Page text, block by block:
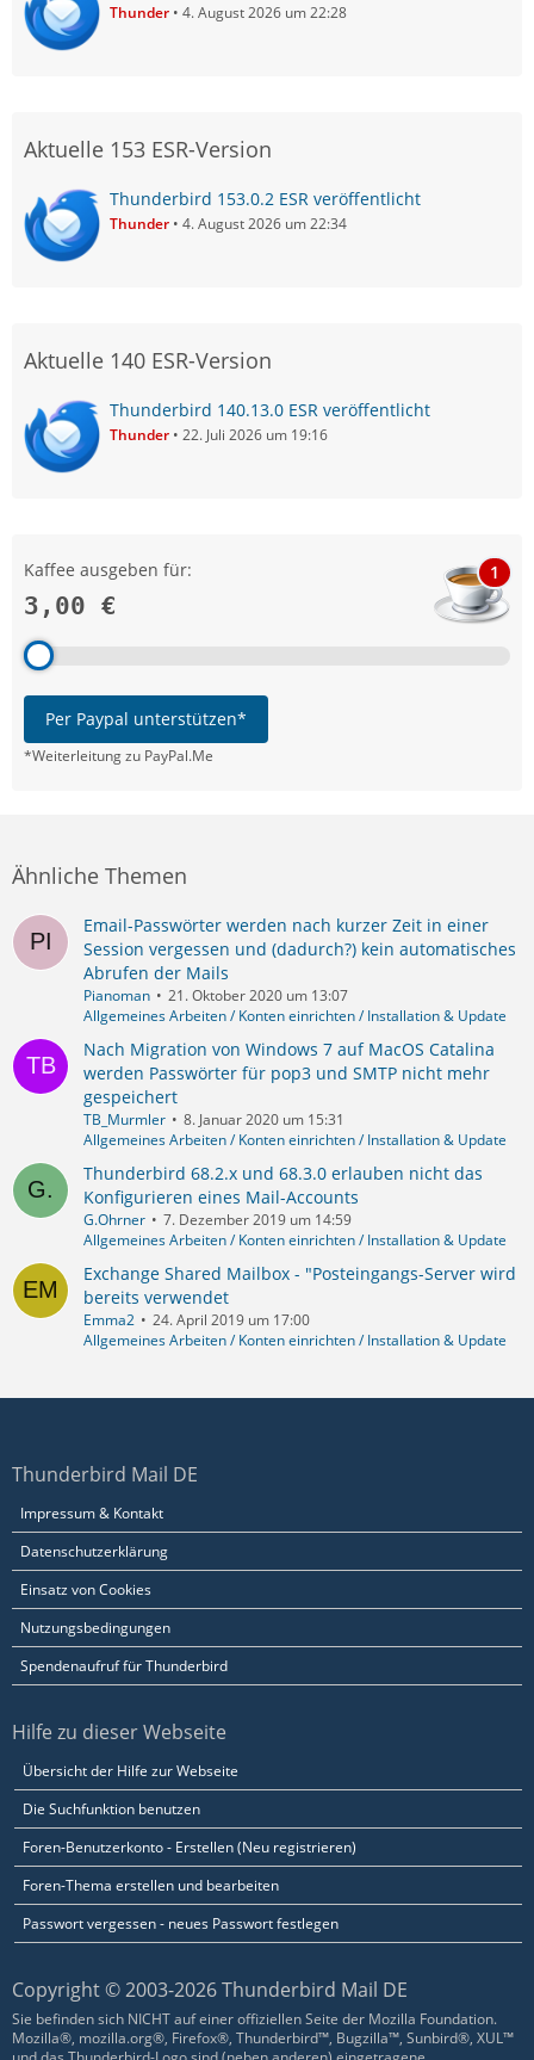
Thunder 4. August 2026 um 22:28
Aktuelle 153 ESR-Version
Thunderbird 153.0.2 ESR veröffentlicht
Thunder 4. August 2026 um 22:34
Aktuelle 140 ESR-Version
Thunderbird 140.13.0 ESR veröffentlicht
Thunder 22. Juli 2026 um 19:16
Kaffee ausgeben für:
3,00 €
1
Per Paypal unterstützen*
*Weiterleitung zu PayPal.Me
Ähnliche Themen
Email-Passwörter werden nach kurzer Zeit in einer
Session vergessen und (dadurch?) kein automatisches
Abrufen der Mails
Pianoman
21. Oktober 2020 um 13:07
Allgemeines Arbeiten / Konten einrichten / Installation & Update
Nach Migration von Windows 7 auf MacOS Catalina
werden Passwörter für pop3 und SMTP nicht mehr
gespeichert
TB_Murmler
8. Januar 2020 um 15:31
Allgemeines Arbeiten / Konten einrichten / Installation & Update
Thunderbird 68.2.x und 68.3.0 erlauben nicht das
Konfigurieren eines Mail-Accounts
G.Ohrner
7. Dezember 2019 um 14:59
Allgemeines Arbeiten / Konten einrichten / Installation & Update
Exchange Shared Mailbox - "Posteingangs-Server wird
bereits verwendet
Emma2
24. April 2019 um 17:00
Allgemeines Arbeiten / Konten einrichten / Installation & Update
Thunderbird Mail DE
Impressum & Kontakt
Datenschutzerklärung
Einsatz von Cookies
Nutzungsbedingungen
Spendenaufruf für Thunderbird
Hilfe zu dieser Webseite
Übersicht der Hilfe zur Webseite
Die Suchfunktion benutzen
Foren-Benutzerkonto - Erstellen (Neu registrieren)
Foren-Thema erstellen und bearbeiten
Passwort vergessen - neues Passwort festlegen
Copyright © 2003-2026 Thunderbird Mail DE
Sie befinden sich NICHT auf einer offiziellen Seite der Mozilla Foundation.
Mozilla®, mozilla.org®, Firefox®, Thunderbird™, Bugzilla™, Sunbird®, XUL™